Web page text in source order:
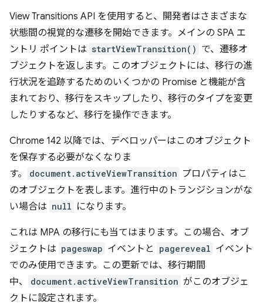
View Transitions API を使用すると、開発者はさまざまな
状態間の視覚的な遷移を開始できます。メインの SPA エ
ントリ ポイントは startViewTransition() で、遷移オ
ブジェクトを返します。このオブジェクトには、移行の進
行状況を追跡するためのいくつかの Promise と機能が含
まれており、移行をスキップしたり、移行のタイプを変更
したりするなど、移行を操作できます。
Chrome 142 以降では、デベロッパーはこのオブジェクト
を保存する必要がなくなりま
す。
document.activeViewTransition プロパティはこ
のオブジェクトを表します。進行中のトランジションがな
い場合は null になります。
これは MPA の移行にも当てはまります。この場合、オブ
ジェクトは pageswap イベントと pagereveal イベント
でのみ使用できます。この更新では、移行期間
中、
document.activeViewTransition がこのオブジェ
クトに設定されます。